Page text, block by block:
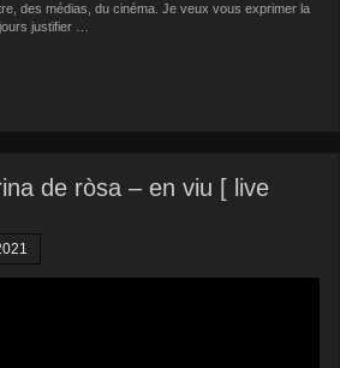
des médias, du cinéma. Je veux vous exprimer la
justifier …
de ròsa – en viu [ live